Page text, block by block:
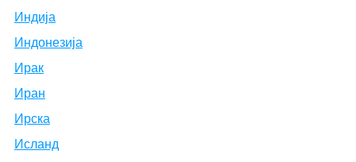
Индија
Индонезија
Ирак
Иран
Ирска
Исланд